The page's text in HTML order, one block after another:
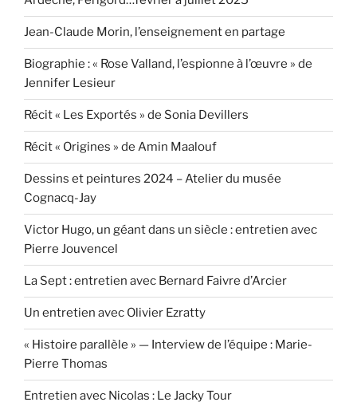
Jean-Claude Morin, l’enseignement en partage
Biographie : « Rose Valland, l’espionne à l’œuvre » de
Jennifer Lesieur
Récit « Les Exportés » de Sonia Devillers
Récit « Origines » de Amin Maalouf
Dessins et peintures 2024 – Atelier du musée
Cognacq-Jay
Victor Hugo, un géant dans un siècle : entretien avec
Pierre Jouvencel
La Sept : entretien avec Bernard Faivre d’Arcier
Un entretien avec Olivier Ezratty
« Histoire parallèle » — Interview de l’équipe : Marie-
Pierre Thomas
Entretien avec Nicolas : Le Jacky Tour